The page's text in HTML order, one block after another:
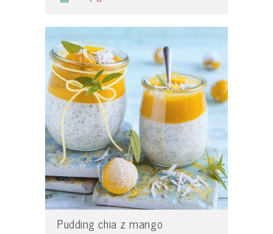
Pudding chia z mango